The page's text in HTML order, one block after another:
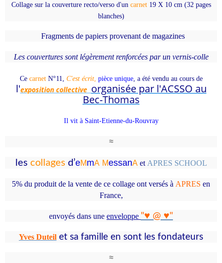
Collage sur la couverture recto/verso d'un carnet19 X 10 cm (32 pages
blanches)
Fragments de papiers provenant de magazines
Les couvertures sont légèrement renforcées par un vernis-colle
Ce carnetN°11, C'est écrit, pièce unique, a étévendu au cours de
l'exposition collective organisée par l'ACSSO au
Bec-Thomas
Il vit à Saint-Etienne-du-Rouvray
≈
les collages d’eMmA MessanA et APRES SCHOOL
5% du produit de la vente de ce collage ont versés à APRES en
France,
envoyés dans une enveloppe "♥ @ ♥"
Yves Duteil et sa famille en sont les fondateurs
≈